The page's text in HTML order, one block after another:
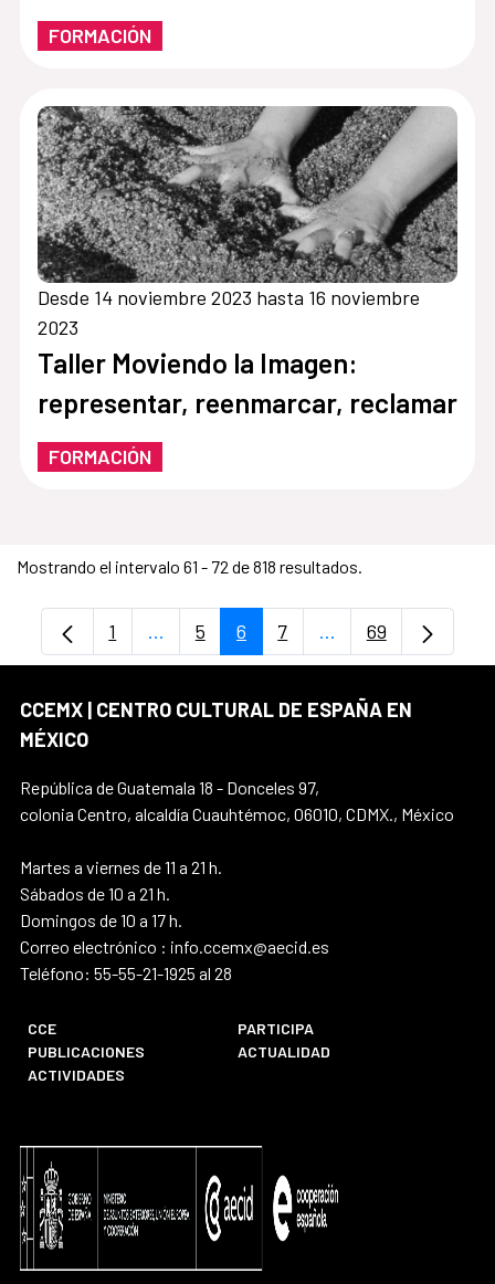
FORMACIÓN
Desde 14 noviembre 2023 hasta 16 noviembre
2023
Taller Moviendo la Imagen:
representar, reenmarcar, reclamar
FORMACIÓN
Mostrando el intervalo 61 - 72 de 818 resultados.
Página
1 ...Páginas intermedias Use TAB para
Página
5 Página
6 Página
7 ...PáginasPágina
69
CCEMX | CENTRO CULTURAL DE ESPAÑA EN
MÉXICO
República de Guatemala 18 - Donceles 97,
colonia Centro, alcaldía Cuauhtémoc, 06010, CDMX., México
Martes a viernes de 11 a 21 h.
Sábados de 10 a 21 h.
Domingos de 10 a 17 h.
Correo electrónico : info.ccemx@aecid.es
Teléfono: 55-55-21-1925 al 28
CCE
PARTICIPA
PUBLICACIONES
ACTUALIDAD
ACTIVIDADES